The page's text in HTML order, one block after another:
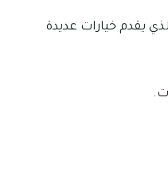
يقدم خيارات عديدة